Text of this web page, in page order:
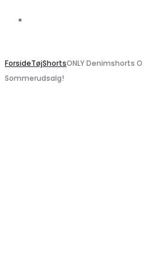
ForsideTøjShortsONLY Denimshorts
Sommerudsalg!